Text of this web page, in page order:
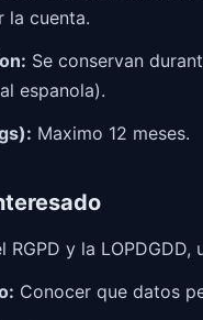
la cuenta.
Se conservan
espanola).
Maximo 12 meses.
y la
Conocer que datos